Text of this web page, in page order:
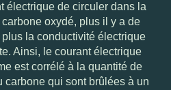
électrique de circuler dans la
oxydé, plus il y a de
la conductivité électrique
Ainsi, le courant électrique
est corrélé à la quantité de
carbone qui sont brûlées à un